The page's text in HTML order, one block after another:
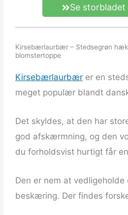
Se
Kirsebærlaurbær – Stedsegrøn
blomstertoppe
Kirsebærlaurbær er en
meget populær blandt
Det skyldes, at den har
god afskærmning, og den
du forholdsvist hurtigt får
Den er nem at vedligeholde
beskæring. Der findes